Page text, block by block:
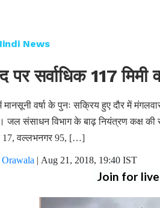
News
सर्वाधिक 117 मिमी
वर्षा के पुनः सक्रिय हुए दौर में
जल संसाधन विभाग के बाढ़ नियंत्रण कक्ष
17, वल्लभनगर 95, […]
| Aug 21, 2018, 19:40 IST
Join for